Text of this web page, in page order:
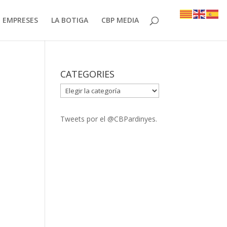
EMPRESES LA BOTIGA CBP MEDIA
CATEGORIES
CATEGORIES
Tweets por el @CBPardinyes.